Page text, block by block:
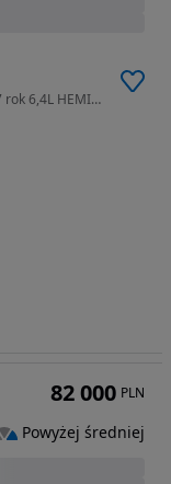
6400 cm3 • 390 KM • Dodge RAM 2500 4x4 2017 rok 6,4L HEMI benzyna + LPG
82 000 PLN
Powyżej średniej